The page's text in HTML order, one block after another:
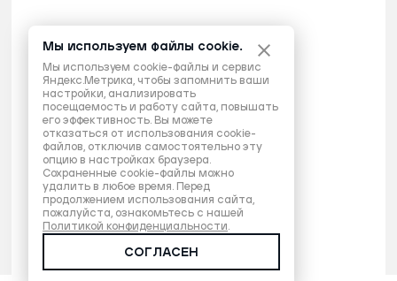
Мы используем файлы cookie.
Мы используем cookie-файлы и сервис
Яндекс.Метрика, чтобы запомнить ваши
настройки, анализировать
посещаемость и работу сайта, повышать
его эффективность. Вы можете
отказаться от использования cookie-
файлов, отключив самостоятельно эту
опцию в настройках браузера.
Сохраненные cookie-файлы можно
удалить в любое время. Перед
продолжением использования сайта,
пожалуйста, ознакомьтесь с нашей
Политикой конфиденциальности.
СОГЛАСЕН